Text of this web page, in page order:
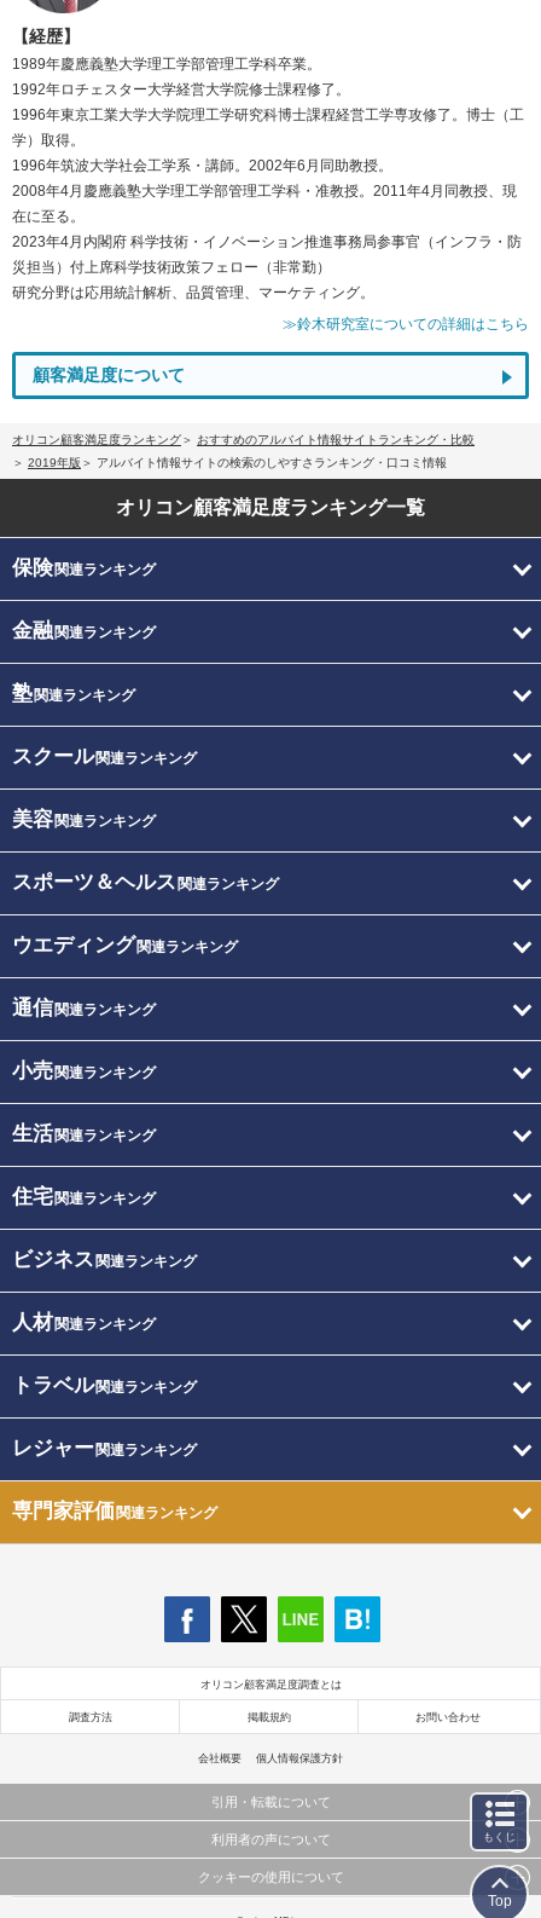
【経歴】
1989年慶應義塾大学理工学部管理工学科卒業。
1992年ロチェスター大学経営大学院修士課程修了。
1996年東京工業大学大学院理工学研究科博士課程経営工学専攻修了。博士（工
学）取得。
1996年筑波大学社会工学系・講師。2002年6月同助教授。
2008年4月慶應義塾大学理工学部管理工学科・准教授。2011年4月同教授、現
在に至る。
2023年4月内閣府 科学技術・イノベーション推進事務局参事官（インフラ・防
災担当）付上席科学技術政策フェロー（非常勤）
研究分野は応用統計解析、品質管理、マーケティング。
≫鈴木研究室についての詳細はこちら
顧客満足度について
オリコン顧客満足度ランキング
おすすめのアルバイト情報サイトランキング・比較
2019年版
アルバイト情報サイトの検索のしやすさランキング・口コミ情報
オリコン顧客満足度ランキング一覧
保険関連ランキング
金融関連ランキング
塾関連ランキング
スクール関連ランキング
美容関連ランキング
スポーツ＆ヘルス 関連ランキング
ウエディング関連ランキング
通信関連ランキング
小売関連ランキング
生活関連ランキング
住宅関連ランキング
ビジネス 関連ランキング
人材関連ランキング
トラベル関連ランキング
レジャー関連ランキング
専門家評価関連ランキング
オリコン顧客満足度調査とは
調査方法 掲載規約 お問い合わせ
会社概要 個人情報保護方針
引用・転載について
当サイトで公開されている情報（文字、写真、イラスト、画像データ等）及びこれらの配置・
これらの情報を権利者の許可なく無断転載・複製などの二次利用を行うことは固く禁じており
利用者の声について
当サイトに掲載している内容はすべてサービスの利用者が提出された見解・感想です。
クッキーの使用について
もくじ
Top